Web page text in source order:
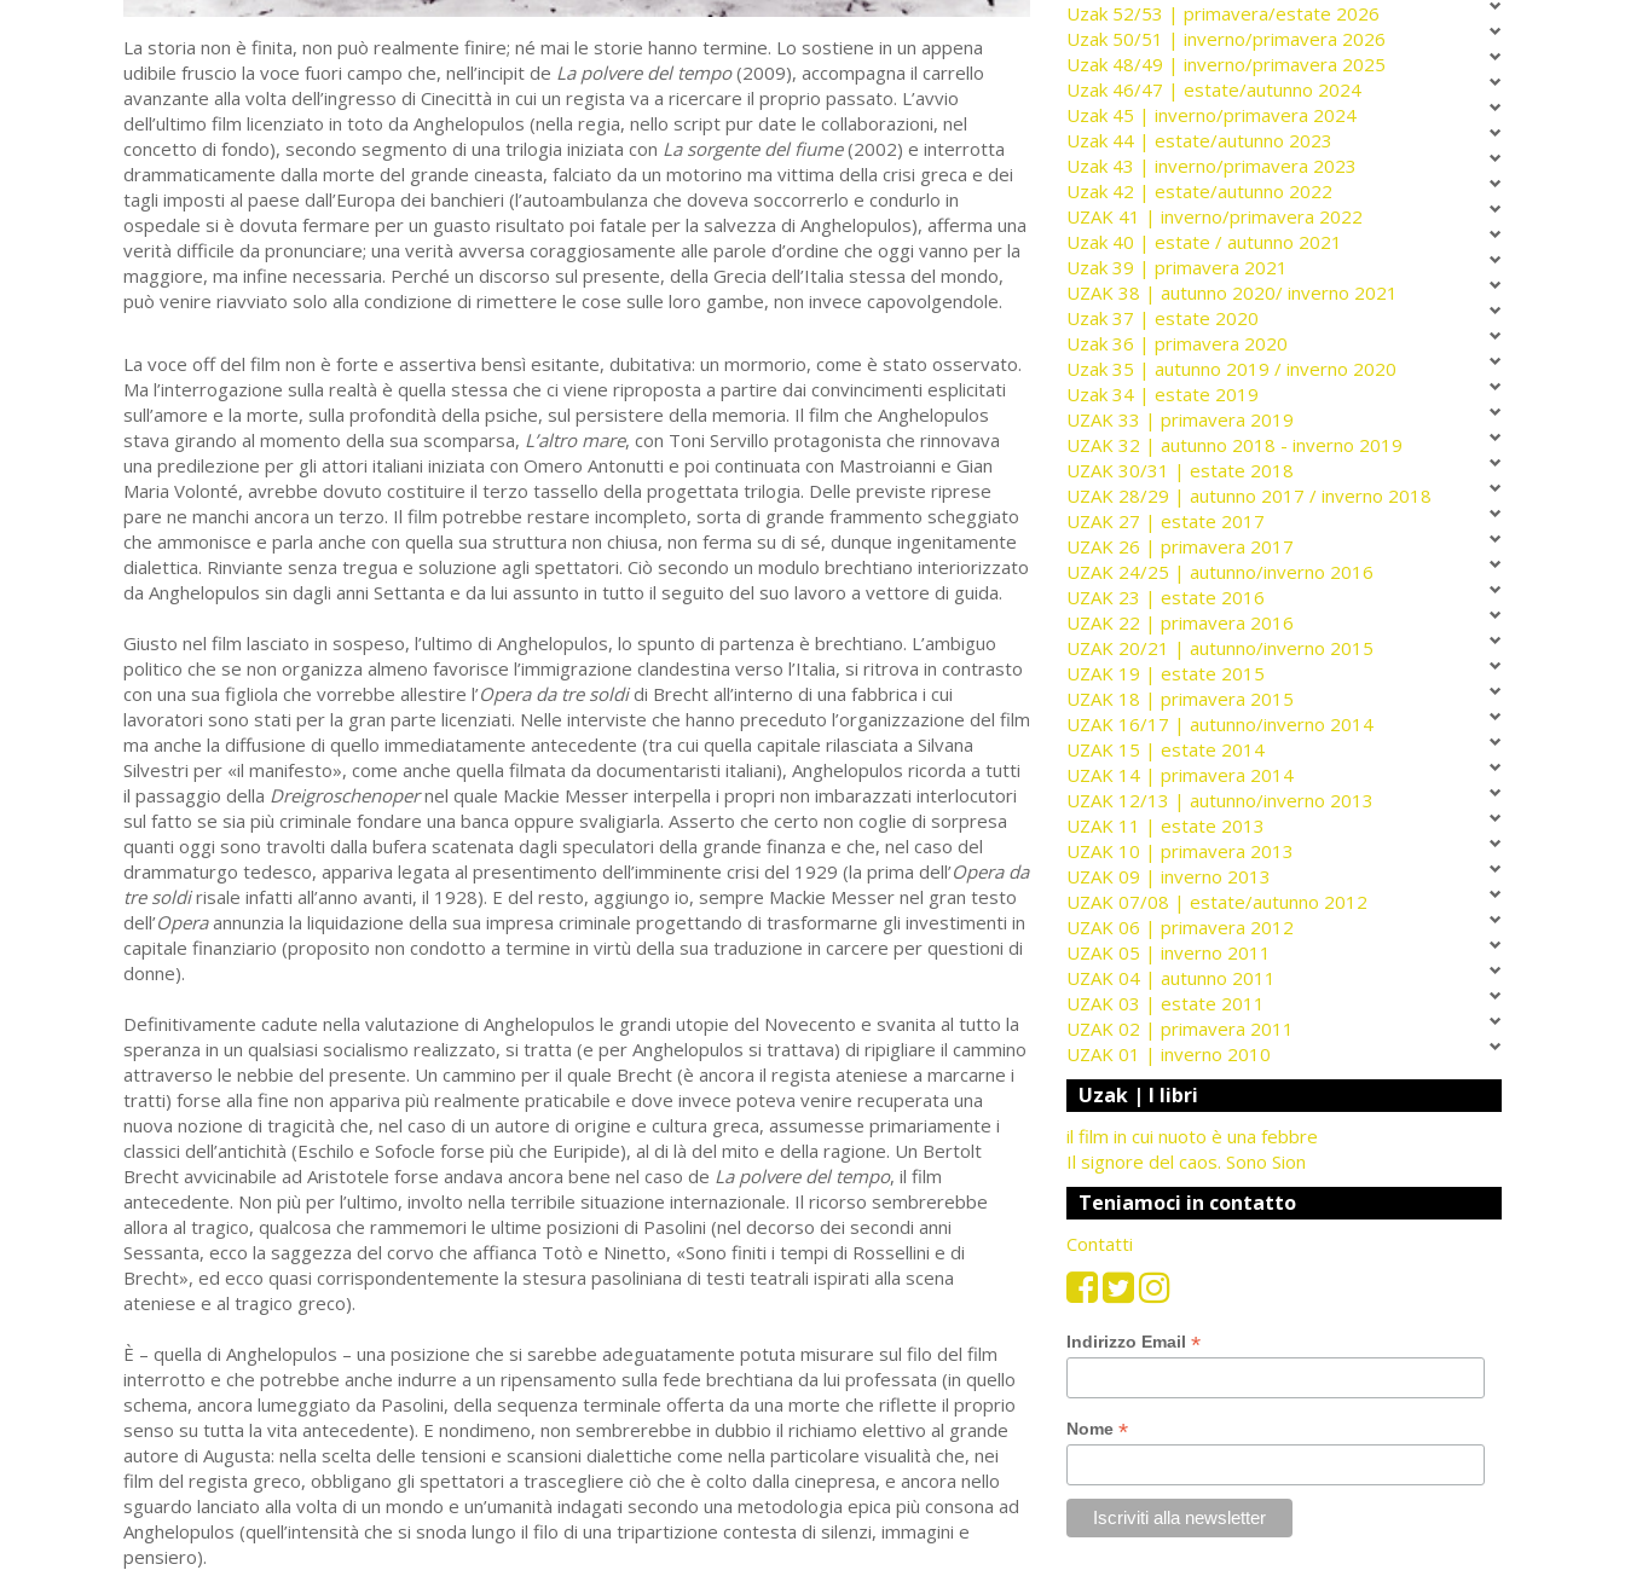
La storia non è finita, non può realmente finire; né mai le storie hanno termine. Lo sostiene in un appena
udibile fruscio la voce fuori campo che, nell’incipit de La polvere del tempo(2009), accompagna il carrello
avanzante alla volta dell’ingresso di Cinecittà in cui un regista va a ricercare il proprio passato. L’avvio
dell’ultimo film licenziato in toto da Anghelopulos (nella regia, nello script pur date le collaborazioni, nel
concetto di fondo), secondo segmento di una trilogia iniziata con La sorgente del fiume(2002) e interrotta
drammaticamente dalla morte del grande cineasta, falciato da un motorino ma vittima della crisi greca e dei
tagli imposti al paese dall’Europa dei banchieri (l’autoambulanza che doveva soccorrerlo e condurlo in
ospedale si è dovuta fermare per un guasto risultato poi fatale per la salvezza di Anghelopulos), afferma una
verità difficile da pronunciare; una verità avversa coraggiosamente alle parole d’ordine che oggi vanno per la
maggiore, ma infine necessaria. Perché un discorso sul presente, della Grecia dell’Italia stessa del mondo,
può venire riavviato solo alla condizione di rimettere le cose sulle loro gambe, non invece capovolgendole.
La voce off del film non è forte e assertiva bensì esitante, dubitativa: un mormorio, come è stato osservato.
Ma l’interrogazione sulla realtà è quella stessa che ci viene riproposta a partire dai convincimenti esplicitati
sull’amore e la morte, sulla profondità della psiche, sul persistere della memoria. Il film che Anghelopulos
stava girando al momento della sua scomparsa, L’altro mare, con Toni Servillo protagonista che rinnovava
una predilezione per gli attori italiani iniziata con Omero Antonutti e poi continuata con Mastroianni e Gian
Maria Volonté, avrebbe dovuto costituire il terzo tassello della progettata trilogia. Delle previste riprese
pare ne manchi ancora un terzo. Il film potrebbe restare incompleto, sorta di grande frammento scheggiato
che ammonisce e parla anche con quella sua struttura non chiusa, non ferma su di sé, dunque ingenitamente
dialettica. Rinviante senza tregua e soluzione agli spettatori. Ciò secondo un modulo brechtiano interiorizzato
da Anghelopulos sin dagli anni Settanta e da lui assunto in tutto il seguito del suo lavoro a vettore di guida.
Giusto nel film lasciato in sospeso, l’ultimo di Anghelopulos, lo spunto di partenza è brechtiano. L’ambiguo
politico che se non organizza almeno favorisce l’immigrazione clandestina verso l’Italia, si ritrova in contrasto
con una sua figliola che vorrebbe allestire l’Opera da tre soldidi Brecht all’interno di una fabbrica i cui
lavoratori sono stati per la gran parte licenziati. Nelle interviste che hanno preceduto l’organizzazione del film
ma anche la diffusione di quello immediatamente antecedente (tra cui quella capitale rilasciata a Silvana
Silvestri per «il manifesto», come anche quella filmata da documentaristi italiani), Anghelopulos ricorda a tutti
il passaggio della Dreigroschenopernel quale Mackie Messer interpella i propri non imbarazzati interlocutori
sul fatto se sia più criminale fondare una banca oppure svaligiarla. Asserto che certo non coglie di sorpresa
quanti oggi sono travolti dalla bufera scatenata dagli speculatori della grande finanza e che, nel caso del
drammaturgo tedesco, appariva legata al presentimento dell’imminente crisi del 1929 (la prima dell’Opera da
tre soldirisale infatti all’anno avanti, il 1928). E del resto, aggiungo io, sempre Mackie Messer nel gran testo
dell’Operaannunzia la liquidazione della sua impresa criminale progettando di trasformarne gli investimenti in
capitale finanziario (proposito non condotto a termine in virtù della sua traduzione in carcere per questioni di
donne).
Definitivamente cadute nella valutazione di Anghelopulos le grandi utopie del Novecento e svanita al tutto la
speranza in un qualsiasi socialismo realizzato, si tratta (e per Anghelopulos si trattava) di ripigliare il cammino
attraverso le nebbie del presente. Un cammino per il quale Brecht (è ancora il regista ateniese a marcarne i
tratti) forse alla fine non appariva più realmente praticabile e dove invece poteva venire recuperata una
nuova nozione di tragicità che, nel caso di un autore di origine e cultura greca, assumesse primariamente i
classici dell’antichità (Eschilo e Sofocle forse più che Euripide), al di là del mito e della ragione. Un Bertolt
Brecht avvicinabile ad Aristotele forse andava ancora bene nel caso de La polvere del tempo, il film
antecedente. Non più per l’ultimo, involto nella terribile situazione internazionale. Il ricorso sembrerebbe
allora al tragico, qualcosa che rammemori le ultime posizioni di Pasolini (nel decorso dei secondi anni
Sessanta, ecco la saggezza del corvo che affianca Totò e Ninetto, «Sono finiti i tempi di Rossellini e di
Brecht», ed ecco quasi corrispondentemente la stesura pasoliniana di testi teatrali ispirati alla scena
ateniese e al tragico greco).
È – quella di Anghelopulos – una posizione che si sarebbe adeguatamente potuta misurare sul filo del film
interrotto e che potrebbe anche indurre a un ripensamento sulla fede brechtiana da lui professata (in quello
schema, ancora lumeggiato da Pasolini, della sequenza terminale offerta da una morte che riflette il proprio
senso su tutta la vita antecedente). E nondimeno, non sembrerebbe in dubbio il richiamo elettivo al grande
autore di Augusta: nella scelta delle tensioni e scansioni dialettiche come nella particolare visualità che, nei
film del regista greco, obbligano gli spettatori a trascegliere ciò che è colto dalla cinepresa, e ancora nello
sguardo lanciato alla volta di un mondo e un’umanità indagati secondo una metodologia epica più consona ad
Anghelopulos (quell’intensità che si snoda lungo il filo di una tripartizione contesta di silenzi, immagini e
pensiero).
Uzak 52/53 | primavera/estate 2026
Uzak 50/51 | inverno/primavera 2026
Uzak 48/49 | inverno/primavera 2025
Uzak 46/47 | estate/autunno 2024
Uzak 45 | inverno/primavera 2024
Uzak 44 | estate/autunno 2023
Uzak 43 | inverno/primavera 2023
Uzak 42 | estate/autunno 2022
UZAK 41 | inverno/primavera 2022
Uzak 40 | estate / autunno 2021
Uzak 39 | primavera 2021
UZAK 38 | autunno 2020/ inverno 2021
Uzak 37 | estate 2020
Uzak 36 | primavera 2020
Uzak 35 | autunno 2019 / inverno 2020
Uzak 34 | estate 2019
UZAK 33 | primavera 2019
UZAK 32 | autunno 2018 - inverno 2019
UZAK 30/31 | estate 2018
UZAK 28/29 | autunno 2017 / inverno 2018
UZAK 27 | estate 2017
UZAK 26 | primavera 2017
UZAK 24/25 | autunno/inverno 2016
UZAK 23 | estate 2016
UZAK 22 | primavera 2016
UZAK 20/21 | autunno/inverno 2015
UZAK 19 | estate 2015
UZAK 18 | primavera 2015
UZAK 16/17 | autunno/inverno 2014
UZAK 15 | estate 2014
UZAK 14 | primavera 2014
UZAK 12/13 | autunno/inverno 2013
UZAK 11 | estate 2013
UZAK 10 | primavera 2013
UZAK 09 | inverno 2013
UZAK 07/08 | estate/autunno 2012
UZAK 06 | primavera 2012
UZAK 05 | inverno 2011
UZAK 04 | autunno 2011
UZAK 03 | estate 2011
UZAK 02 | primavera 2011
UZAK 01 | inverno 2010
Uzak | I libri
il film in cui nuoto è una febbre
Il signore del caos. Sono Sion
Teniamoci in contatto
Contatti
Indirizzo Email *
Nome *